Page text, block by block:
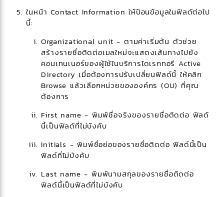
ในหน้า Contact Information ให้ป้อนข้อมูลในฟิลด์ต่อไป
นี้:
Organizational unit - ตามค่าเริ่มต้น ตัวช่วย
สร้างรายชื่อติดต่อเมลใหม่จะแสดงเส้นทางไปยัง
คอนเทนเนอร์ของผู้ใช้ในบริการไดเรกทอรี Active
Directory เมื่อต้องการปรับเปลี่ยนฟิลด์นี้ ให้คลิก
Browse แล้วเลือกหน่วยขององค์กร (OU) ที่คุณ
ต้องการ
First name - พิมพ์ชื่อจริงของรายชื่อติดต่อ ฟิลด์
นี้เป็นฟิลด์ที่ไม่บังคับ
Initials - พิมพ์ชื่อย่อของรายชื่อติดต่อ ฟิลด์นี้เป็น
ฟิลด์ที่ไม่บังคับ
Last name - พิมพ์นามสกุลของรายชื่อติดต่อ
ฟิลด์นี้เป็นฟิลด์ที่ไม่บังคับ